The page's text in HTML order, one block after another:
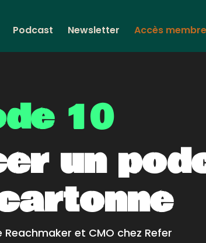
Podcast Newsletter Accès membre
10
un
Reachmaker et CMO chez Refer